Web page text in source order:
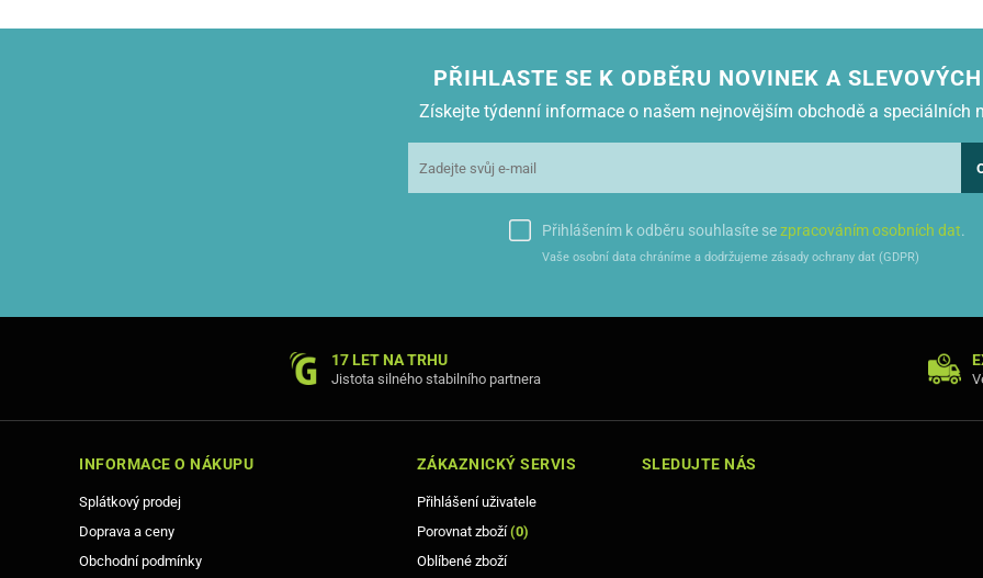
PŘIHLASTE SE K ODBĚRU NOVINEK A
Získejte týdenní informace o našem nejnovějším obchodě a speciálních
Přihlášením k odběru souhlasíte sezpracováním osobních dat.
Vaše osobní data chráníme a dodržujeme zásady ochrany dat (GDPR)
17 LET NA TRHU
Jistota silného stabilního partnera
INFORMACE O NÁKUPU
Splátkový prodej
Doprava a ceny
Obchodní podmínky
ZÁKAZNICKÝ SERVIS
Přihlášení uživatele
Porovnat zboží(0)
Oblíbené zboží
SLEDUJTE NÁS